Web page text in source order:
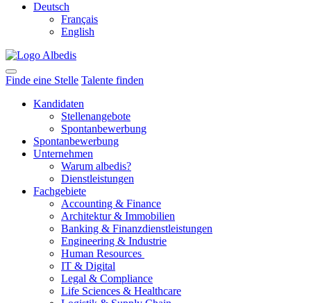
Deutsch
Français
English
Finde eine Stelle Talente finden
Kandidaten
Stellenangebote
Spontanbewerbung
Spontanbewerbung
Unternehmen
Warum albedis?
Dienstleistungen
Fachgebiete
Accounting & Finance
Architektur & Immobilien
Banking & Finanzdienstleistungen
Engineering & Industrie
Human Resources
IT & Digital
Legal & Compliance
Life Sciences & Healthcare